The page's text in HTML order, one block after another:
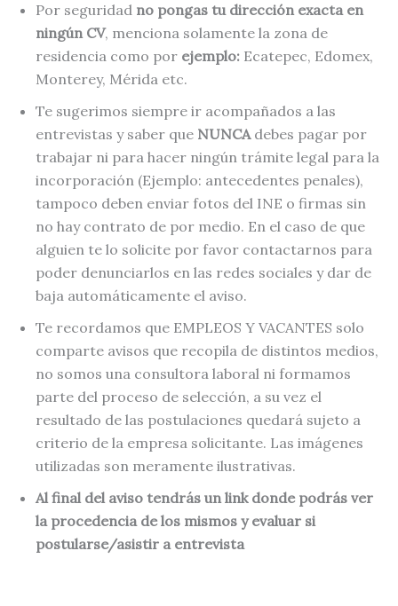
Por seguridad no pongas tu dirección exacta en
ningún CV, menciona solamente la zona de
residencia como por ejemplo: Ecatepec, Edomex,
Monterey, Mérida etc.
Te sugerimos siempre ir acompañados a las
entrevistas y saber que NUNCAdebes pagar por
trabajar ni para hacer ningún trámite legal para la
incorporación (Ejemplo: antecedentes penales),
tampoco deben enviar fotos del INE o firmas sin
no hay contrato de por medio. En el caso de que
alguien te lo solicite por favor contactarnos para
poder denunciarlos en las redes sociales y dar de
baja automáticamente el aviso.
Te recordamos que EMPLEOS Y VACANTES solo
comparte avisos que recopila de distintos medios,
no somos una consultora laboral ni formamos
parte del proceso de selección, a su vez el
resultado de las postulaciones quedará sujeto a
criterio de la empresa solicitante. Las imágenes
utilizadas son meramente ilustrativas.
Al final del aviso tendrás un link donde podrás ver
la procedencia de los mismos y evaluar si
postularse/asistir a entrevista